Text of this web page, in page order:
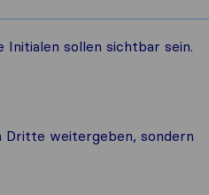
sollen sichtbar sein.
Dritte weitergeben, sondern